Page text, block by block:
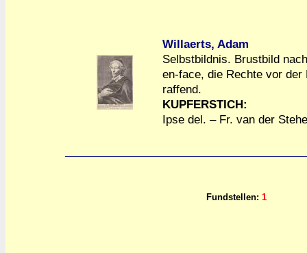
Willaerts, Adam
Selbstbildnis. Brustbild
en-face, die Rechte vor der
raffend.
KUPFERSTICH:
Ipse del. – Fr. van der
Fundstellen: 1